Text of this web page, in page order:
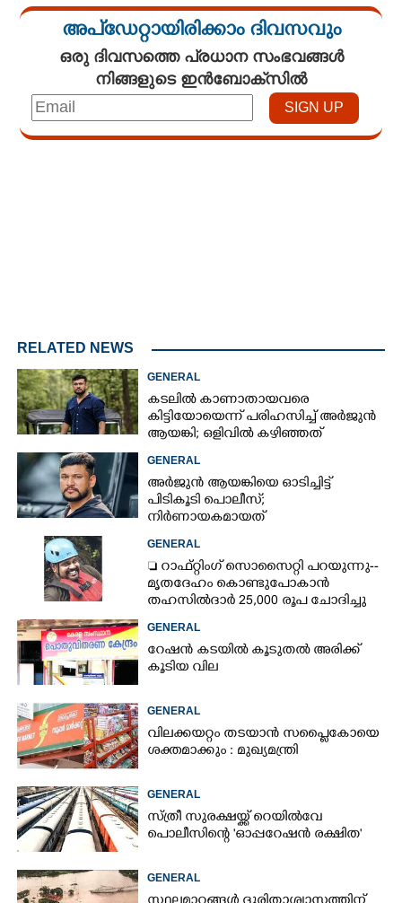
അപ്ഡേറ്റായിരിക്കാം ദിവസവും
ഒരു ദിവസത്തെ പ്രധാന സംഭവങ്ങൾ
നിങ്ങളുടെ ഇൻബോക്സിൽ
RELATED NEWS
GENERAL
കടലിൽ കാണാതായവരെ
കിട്ടിയോയെന്ന് പരിഹസിച്ച് അർജുൻ
ആയങ്കി; ഒളിവിൽ കഴിഞ്ഞത്
GENERAL
അർജുൻ ആയങ്കിയെ ഓടിച്ചിട്ട്
പിടികൂടി പൊലീസ്;
നിർണായകമായത്
GENERAL
 റാഫ്റ്റിംഗ് സൊസൈറ്റി പറയുന്നു--
മൃതദേഹം കൊണ്ടുപോകാൻ
തഹസിൽദാർ 25,000 രൂപ ചോദിച്ചു
GENERAL
റേഷൻ കടയിൽ കൂടുതൽ അരിക്ക്
കൂടിയ വില
GENERAL
വിലക്കയറ്റം തടയാൻ സപ്ലൈകോയെ
ശക്തമാക്കും : മുഖ്യമന്ത്രി
GENERAL
സ്ത്രീ സുരക്ഷയ്ക്ക് റെയിൽവേ
പൊലീസിന്റെ 'ഓപ്പറേഷൻ രക്ഷിത'
GENERAL